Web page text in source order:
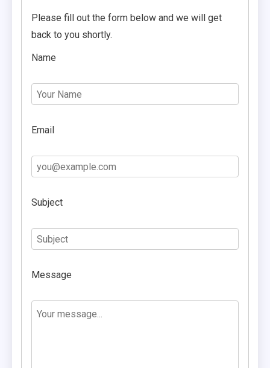
Please fill out the form below and we will get
back to you shortly.
Name
Email
Subject
Message